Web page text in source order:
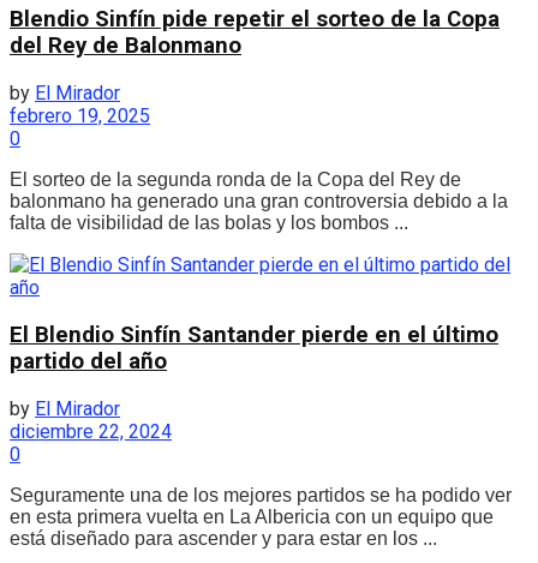
Blendio Sinfín pide repetir el sorteo de la Copa
del Rey de Balonmano
by El Mirador
febrero 19, 2025
0
El sorteo de la segunda ronda de la Copa del Rey de
balonmano ha generado una gran controversia debido a la
falta de visibilidad de las bolas y los bombos ...
El Blendio Sinfín Santander pierde en el último
partido del año
by El Mirador
diciembre 22, 2024
0
Seguramente una de los mejores partidos se ha podido ver
en esta primera vuelta en La Albericia con un equipo que
está diseñado para ascender y para estar en los ...